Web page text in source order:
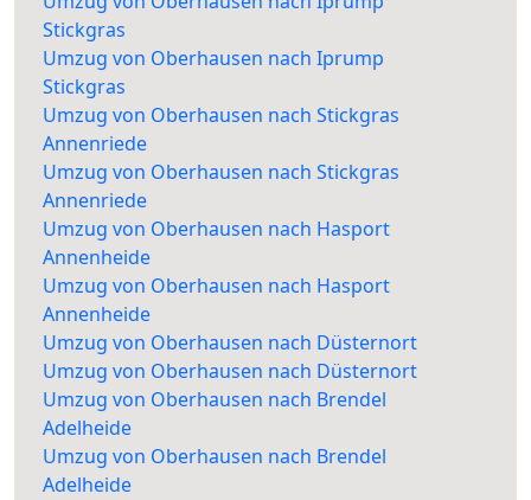
Stickgras
Umzug von Oberhausen nach Iprump
Stickgras
Umzug von Oberhausen nach Stickgras
Annenriede
Umzug von Oberhausen nach Stickgras
Annenriede
Umzug von Oberhausen nach Hasport
Annenheide
Umzug von Oberhausen nach Hasport
Annenheide
Umzug von Oberhausen nach Düsternort
Umzug von Oberhausen nach Düsternort
Umzug von Oberhausen nach Brendel
Adelheide
Umzug von Oberhausen nach Brendel
Adelheide